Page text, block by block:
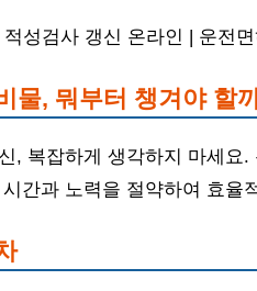
성검사 갱신 온라인 | 운전
물, 뭐부터 챙겨야 할
, 복잡하게 생각하지 마세요
간과 노력을 절약하여 효율